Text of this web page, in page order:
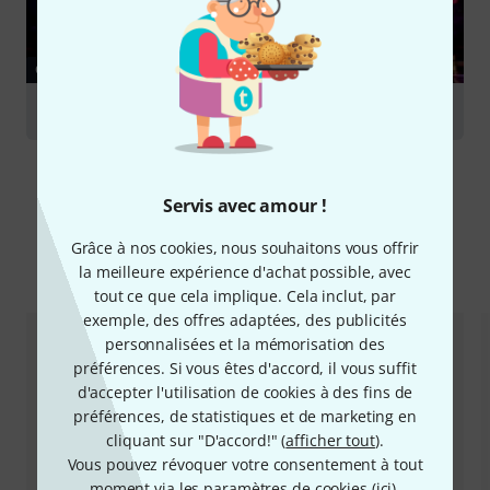
Servis avec amour !
Grâce à nos cookies, nous souhaitons vous offrir
la meilleure expérience d'achat possible, avec
tout ce que cela implique. Cela inclut, par
exemple, des offres adaptées, des publicités
personnalisées et la mémorisation des
préférences. Si vous êtes d'accord, il vous suffit
d'accepter l'utilisation de cookies à des fins de
préférences, de statistiques et de marketing en
cliquant sur "D'accord!" (afficher tout).
Vous pouvez révoquer votre consentement à tout
GUIDES
Comparez les alternatives